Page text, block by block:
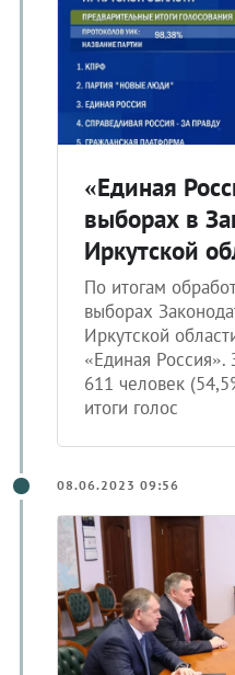
«Единая
выборах в
Иркутской
По итогам
выборах
Иркутской
«Единая Россия».
611 человек
итоги голос
08.06.2023 09:56